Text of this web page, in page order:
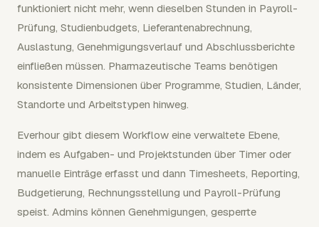
funktioniert nicht mehr, wenn dieselben Stunden in Payroll-
Prüfung, Studienbudgets, Lieferantenabrechnung,
Auslastung, Genehmigungsverlauf und Abschlussberichte
einfließen müssen. Pharmazeutische Teams benötigen
konsistente Dimensionen über Programme, Studien, Länder,
Standorte und Arbeitstypen hinweg.
Everhour gibt diesem Workflow eine verwaltete Ebene,
indem es Aufgaben- und Projektstunden über Timer oder
manuelle Einträge erfasst und dann Timesheets, Reporting,
Budgetierung, Rechnungsstellung und Payroll-Prüfung
speist. Admins können Genehmigungen, gesperrte